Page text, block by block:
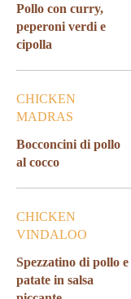
Pollo con curry,
peperoni verdi e
cipolla
CHICKEN
MADRAS
Bocconcini di pollo
CHICKEN
VINDALOO
Spezzatino di pollo e
patate in salsa